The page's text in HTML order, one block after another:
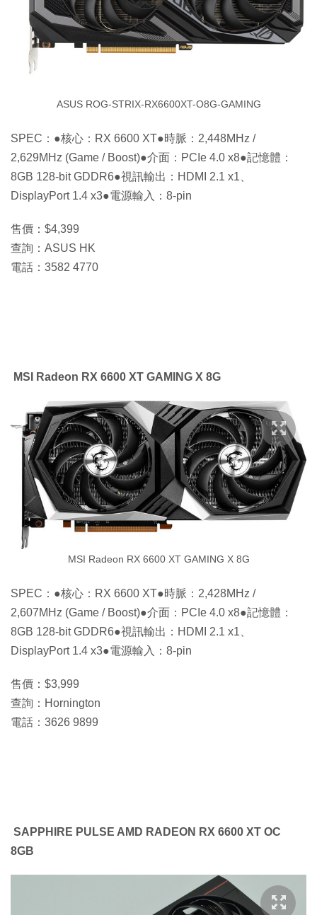
ASUS ROG-STRIX-RX6600XT-O8G-GAMING
SPEC：●核心：RX 6600 XT●時脈：2,448MHz /
2,629MHz (Game / Boost)●介面：PCIe 4.0 x8●記憶體：
8GB 128-bit GDDR6●視訊輸出：HDMI 2.1 x1、
DisplayPort 1.4 x3●電源輸入：8-pin
售價：$4,399
查詢：ASUS HK
電話：3582 4770
MSI Radeon RX 6600 XT GAMING X 8G
MSI Radeon RX 6600 XT GAMING X 8G
SPEC：●核心：RX 6600 XT●時脈：2,428MHz /
2,607MHz (Game / Boost)●介面：PCIe 4.0 x8●記憶體：
8GB 128-bit GDDR6●視訊輸出：HDMI 2.1 x1、
DisplayPort 1.4 x3●電源輸入：8-pin
售價：$3,999
查詢：Hornington
電話：3626 9899
SAPPHIRE PULSE AMD RADEON RX 6600 XT OC
8GB